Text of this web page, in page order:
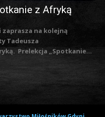
z Afryką
zaprasza na kolejną
Tadeusza
Zarzyckiego pt. Spotkanie z Afryką. Prelekcja „Spotkanie...